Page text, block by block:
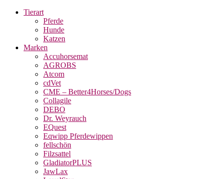
Tierart
Pferde
Hunde
Katzen
Marken
Accuhorsemat
AGROBS
Atcom
cdVet
CME – Better4Horses/Dogs
Collagile
DEBO
Dr. Weyrauch
EQuest
Eqwipp Pferdewippen
fellschön
Filzsattel
GladiatorPLUS
JawLax